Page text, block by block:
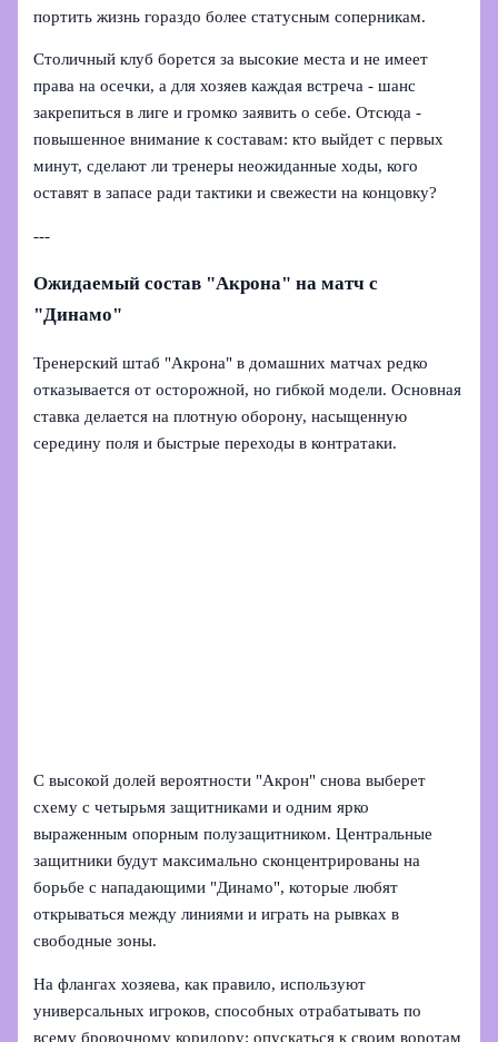
портить жизнь гораздо более статусным соперникам.
Столичный клуб борется за высокие места и не имеет
права на осечки, а для хозяев каждая встреча - шанс
закрепиться в лиге и громко заявить о себе. Отсюда -
повышенное внимание к составам: кто выйдет с первых
минут, сделают ли тренеры неожиданные ходы, кого
оставят в запасе ради тактики и свежести на концовку?
---
Ожидаемый состав "Акрона" на матч с
"Динамо"
Тренерский штаб "Акрона" в домашних матчах редко
отказывается от осторожной, но гибкой модели. Основная
ставка делается на плотную оборону, насыщенную
середину поля и быстрые переходы в контратаки.
С высокой долей вероятности "Акрон" снова выберет
схему с четырьмя защитниками и одним ярко
выраженным опорным полузащитником. Центральные
защитники будут максимально сконцентрированы на
борьбе с нападающими "Динамо", которые любят
открываться между линиями и играть на рывках в
свободные зоны.
На флангах хозяева, как правило, используют
универсальных игроков, способных отрабатывать по
всему бровочному коридору: опускаться к своим воротам